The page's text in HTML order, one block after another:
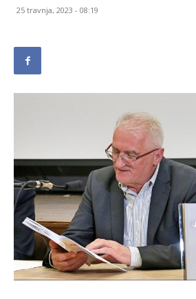
25 travnja, 2023 - 08:19